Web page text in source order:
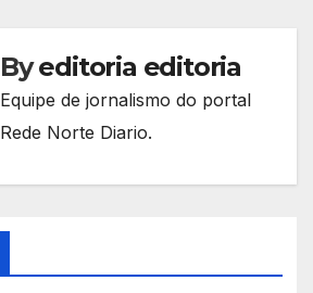
Byeditoria editoria
Equipe de jornalismo do portal
Rede Norte Diario.